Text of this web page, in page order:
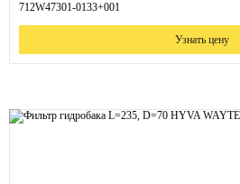
712W47301-0133+001
Узнать цену